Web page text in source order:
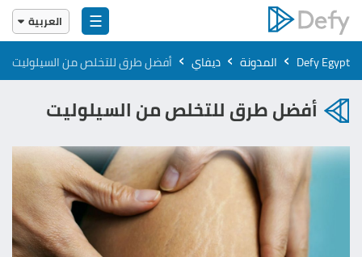
☰
العربية
English
العربية
Defy Egypt
› المدونة › ديفاي › أفضل طرق للتخلص من السيلوليت
أفضل طرق للتخلص من السيلوليت